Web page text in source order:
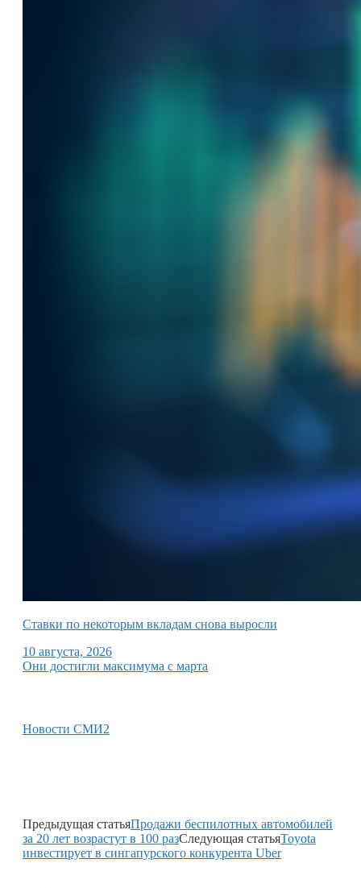
Ставки по некоторым вкладам снова выросли
10 августа, 2026
Они достигли максимума с марта
Новости СМИ2
Предыдущая статьяПродажи беспилотных автомобилей
за 20 лет возрастут в 100 разСледующая статьяToyota
инвестирует в сингапурского конкурента Uber